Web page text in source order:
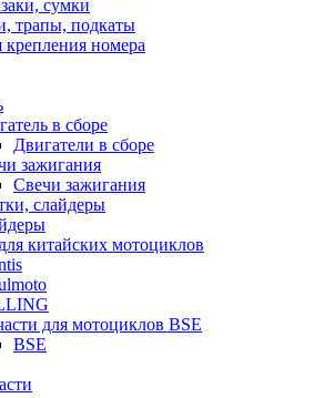
сумки
трапы, подкаты
крепления номера
в сборе
Двигатели в сборе
зажигания
Свечи зажигания
слайдеры
китайских мотоциклов
для мотоциклов BSE
BSE